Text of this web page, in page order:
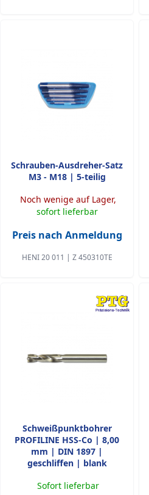
Schrauben-Ausdreher-Satz
M3 - M18 | 5-teilig
Noch wenige auf Lager,
sofort lieferbar
Preis nach Anmeldung
HENI 20 011 | Z 450310TE
Schweißpunktbohrer
PROFILINE HSS-Co | 8,00
mm | DIN 1897 |
geschliffen | blank
Sofort lieferbar